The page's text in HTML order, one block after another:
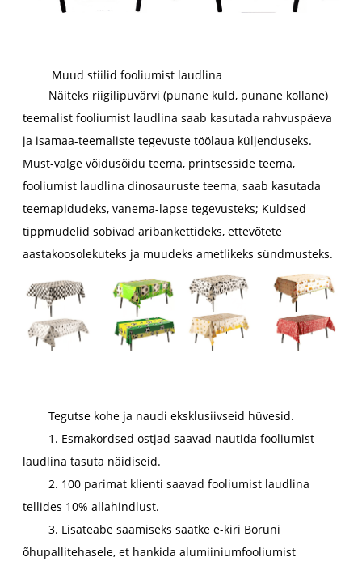
Muud stiilid fooliumist laudlina
Näiteks riigilipuvärvi (punane kuld, punane kollane)
teemalist fooliumist laudlina saab kasutada rahvuspäeva
ja isamaa-teemaliste tegevuste töölaua küljenduseks.
Must-valge võidusõidu teema, printsesside teema,
fooliumist laudlina dinosauruste teema, saab kasutada
teemapidudeks, vanema-lapse tegevusteks; Kuldsed
tippmudelid sobivad äribankettideks, ettevõtete
aastakoosolekuteks ja muudeks ametlikeks sündmusteks.
Tegutse kohe ja naudi eksklusiivseid hüvesid.
1. Esmakordsed ostjad saavad nautida fooliumist
laudlina tasuta näidiseid.
2. 100 parimat klienti saavad fooliumist laudlina
tellides 10% allahindlust.
3. Lisateabe saamiseks saatke e-kiri Boruni
õhupallitehasele, et hankida alumiiniumfooliumist